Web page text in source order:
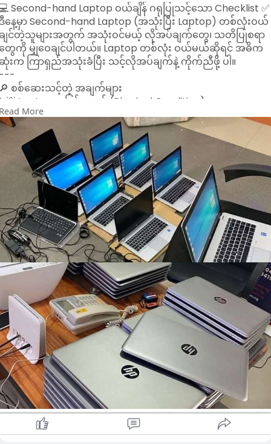
Second-hand Laptop ဝယ်ချိန် ဂရုပြုသင့်သော Checklist ✅
နေ့မှာ Second-hand Laptop (အသုံးပြီး Laptop) တစ်လုံးဝယ်
ျင်တဲ့သူများအတွက် အသုံးဝင်မယ့် လိုအပ်ချက်တွေ၊ သတိပြုစရာ
ေကို မျှဝေချင်ပါတယ်။ Laptop တစ်လုံး ဝယ်မယ်ဆိုရင် အဓိက
းက ကြာရှည်အသုံးခံပြီး သင့်လိုအပ်ချက်နဲ့ ကိုက်ညီဖို့ ပါ။
စစ်ဆေးသင့်တဲ့ အချက်များ
💡 Laptop အပြင်အဆင် (Physical Condition)
ေးဘက် ချို့တဲ့မှု၊ ပေါက်ကွဲသေးသေးငယ်ငယ် မရှိသလား
စ်ဆေးပါ။
ပေါ်မှာ အလွန်ကြီးမားတဲ့ အပျက်အဆုံး မရှိသလား
ြည့်ပါ။
🔋 Battery အခြေအနေ
က ဘယ်လောက်ကြာမြင့်စွမ်းဆောင်နိုင်သလဲ စမ်း
ြည့်ပါ။
အစစ်အမှန်နဲ့ ပါလာသလား စစ်ပါ။
⚙️ Hardware စမ်းသပ်မှု
Touchpad, USB Ports, Audio Jack, HDMI စတဲ့
တွေ အားလုံးအလုပ်လုပ်သလား စမ်းသပ်ပါ။
Disk/SSD ကို Check ပြီး Bad Sector မရှိတာကို သေချာပါ။
🖥️ Display & Graphics
Pixel မရှိသလား စမ်းပါ။
Resolution, Graphics Driver အဆင်ပြေလား စစ်
ါ။
🎧 Sound System
မှာ အညံ့အကြောမရှိဘဲ သန့်စင်ပြီး အသံကြည်ကြည်လင်
င် ထွက်လာရမယ်။
🌐 Wi-Fi & Bluetooth
connections အားလုံး အလုပ်လုပ်သလား စမ်းပါ။
🧾 Specification ကို စစ်ပါ
RAM, Storage (HDD/SSD), Graphics Card တို့ကို စစ်ပြီး
င့်လိုအပ်ချက်နဲ့ ကိုက်ညီပါစေ။
သတ်မှတ်ထားတာ Windows正版 မလား စစ်ပါ။
More